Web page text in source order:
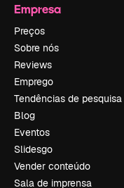
Empresa
Preços
Sobre nós
Reviews
Emprego
Tendências de pesquisa
Blog
Eventos
Slidesgo
Vender conteúdo
Sala de imprensa